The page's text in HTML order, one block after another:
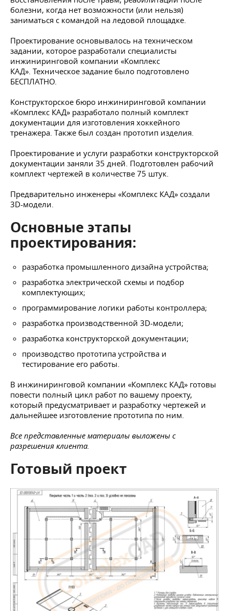
болезни, когда нет возможности (или нельзя)
заниматься с командой на ледовой площадке.
Проектирование основывалось на техническом
задании, которое разработали специалисты
инжиниринговой компании «Комплекс
КАД». Техническое задание было подготовлено
БЕСПЛАТНО.
Конструкторское бюро инжиниринговой компании
«Комплекс КАД» разработало полный комплект
документации для изготовления хоккейного
тренажера. Также был создан прототип изделия.
Проектирование и услуги разработки конструкторской
документации заняли 35 дней. Подготовлен рабочий
комплект чертежей в количестве 75 штук.
Предварительно инженеры «Комплекс КАД» создали
3D-модели.
Основные этапы
проектирования:
разработка промышленного дизайна устройства;
разработка электрической схемы и подбор
комплектующих;
программирование логики работы контроллера;
разработка производственной 3D-модели;
разработка конструкторской документации;
производство прототипа устройства и
тестирование его работы.
В инжиниринговой компании «Комплекс КАД» готовы
повести полный цикл работ по вашему проекту,
который предусматривает и разработку чертежей и
дальнейшее изготовление прототипа по ним.
Все представленные материалы выложены с
разрешения клиента.
Готовый проект